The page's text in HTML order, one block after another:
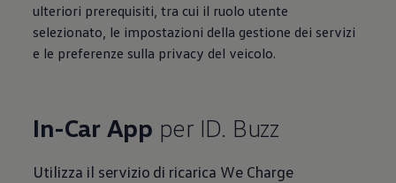
ulteriori prerequisiti, tra cui il ruolo utente
selezionato, le impostazioni della gestione dei servizi
e le preferenze sulla privacy del veicolo.
In-Car App per ID. Buzz
Utilizza il servizio di ricarica We Charge